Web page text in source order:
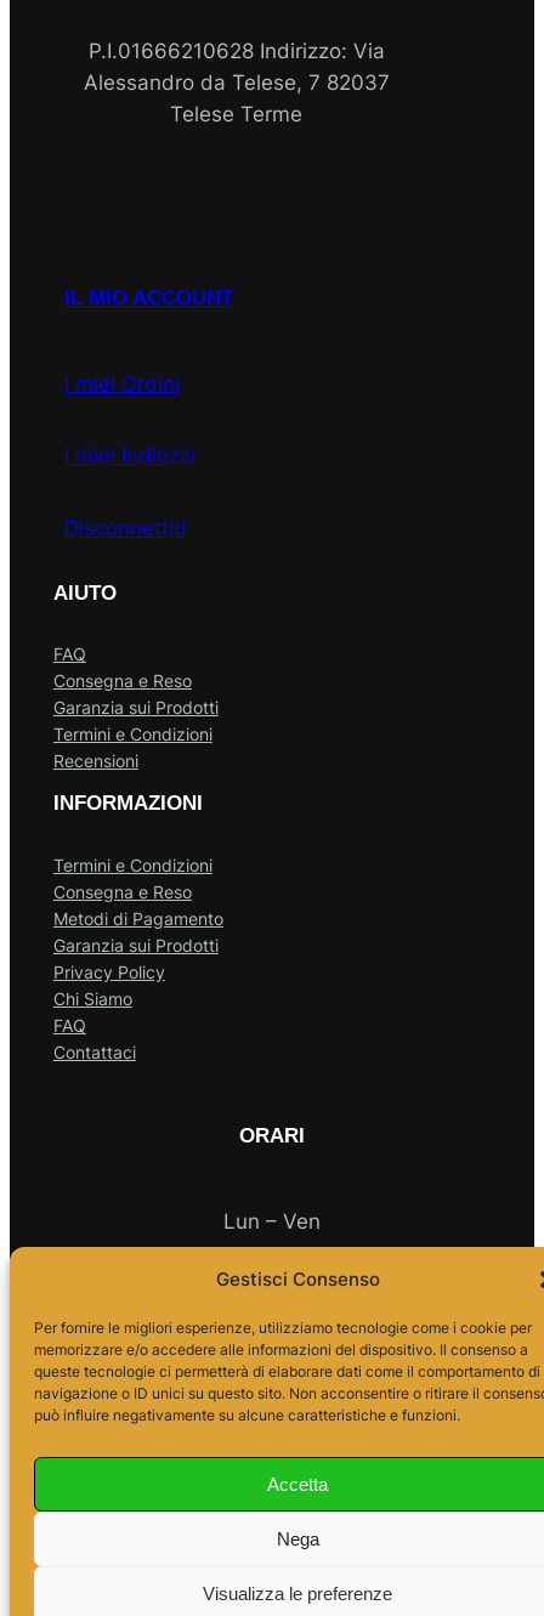
Gestisci Consenso
Per fornire le migliori esperienze, utilizziamo tecnologie come i cookie per
memorizzare e/o accedere alle informazioni del dispositivo. Il consenso a
queste tecnologie ci permetterà di elaborare dati come il comportamento di
navigazione o ID unici su questo sito. Non acconsentire o ritirare il
può influire negativamente su alcune caratteristiche e funzioni.
Accetta
Nega
Visualizza le preferenze
P.I.01666210628 Indirizzo: Via
Alessandro da Telese, 7 82037
Telese Terme
IL MIO ACCOUNT
I miei Ordini
I miei Indirizzi
Disconnettiti
AIUTO
FAQ
Consegna e Reso
Garanzia sui Prodotti
Termini e Condizioni
Recensioni
INFORMAZIONI
Termini e Condizioni
Consegna e Reso
Metodi di Pagamento
Garanzia sui Prodotti
Privacy Policy
Chi Siamo
FAQ
Contattaci
ORARI
Lun – Ven
10.00 – 18.00